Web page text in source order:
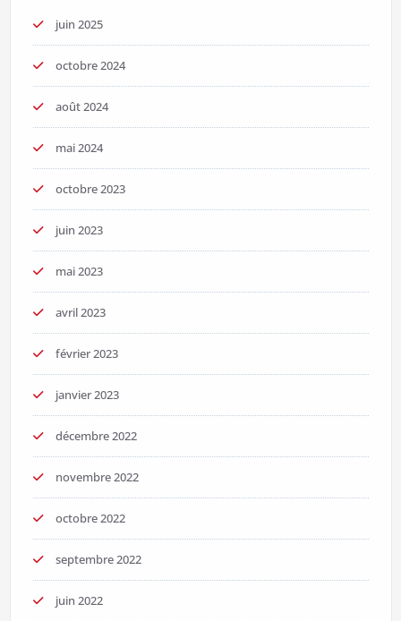
juin 2025
octobre 2024
août 2024
mai 2024
octobre 2023
juin 2023
mai 2023
avril 2023
février 2023
janvier 2023
décembre 2022
novembre 2022
octobre 2022
septembre 2022
juin 2022